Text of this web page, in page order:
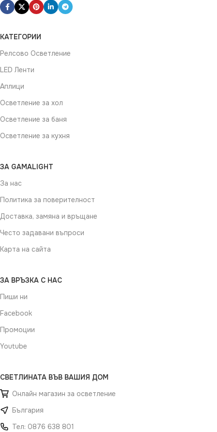
КАТЕГОРИИ
Релсово Осветление
LED Ленти
Аплици
Осветление за хол
Осветление за баня
Осветление за кухня
ЗА GAMALIGHT
За нас
Политика за поверителност
Доставка, замяна и връщане
Често задавани въпроси
Карта на сайта
ЗА ВРЪЗКА С НАС
Пиши ни
Facebook
Промоции
Youtube
СВЕТЛИНАТА ВЪВ ВАШИЯ ДОМ
Онлайн магазин за осветление
България
Тел: 0876 638 801